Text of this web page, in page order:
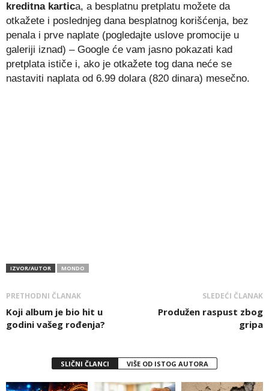
kreditna kartica, a besplatnu pretplatu možete da
otkažete i poslednjeg dana besplatnog korišćenja, bez
penala i prve naplate (pogledajte uslove promocije u
galeriji iznad) – Google će vam jasno pokazati kad
pretplata ističe i, ako je otkažete tog dana neće se
nastaviti naplata od 6.99 dolara (820 dinara) mesečno.
IZVOR/AUTOR MONDO
PRETHODNI ČLANAK
Koji album je bio hit u
godini vašeg rođenja?
SLEDEĆI ČLANAK
Produžen raspust zbog
gripa
SLIČNI ČLANCI VIŠE OD ISTOG AUTORA